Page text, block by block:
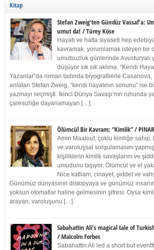
Kitap
Stefan Zweig’ten Gündüz Vassaf’a:
umut da! / Türey Köse
Hayatı ve hatta siyaseti hep
kavramak, yorumlamak isteyen bir
umutsuzluk günlerinde Avusturyalı
düşüyor sık sık aklıma. “Kendi
Yazanlar”da roman tadında biyografilerle Casanova,
anlatan Stefan Zweig, “kendi hayatının sonunu” ise
yazmayı seçmişti. İkinci Dünya Savaşı’nın ruhunda
çaresizliğe dayanamayan […]
Ölümcül Bir Kavram; “Kimlik” /
Amin Maalouf, çoklu kimliğe sahip,
ve varoluşsal sorgulamasını
kişiliklerin kimlik savaşlarını ve
umudunu taşıyor. Ölümcül ve el
Nice katliam, cinayet, şiddet ve
Günümüz dünyasının distopyaya ve günümüz
yoksun otomatlar haline gelmesinin şifresi. Oysa
arayan, varoluşunu […]
Sabahattin Ali’s magical tale of
/ Malcolm Forbes
Sabahattin Ali led a short but